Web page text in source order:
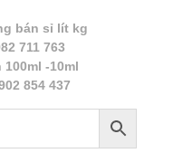
bán sỉ lít kg
711 763
-10ml
854 437